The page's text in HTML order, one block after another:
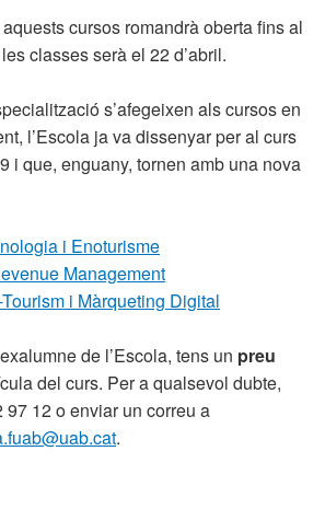
cursos romandrà oberta fins al
les classes serà el 22 d’abril.
s’afegeixen als cursos en
l’Escola ja va dissenyar per al curs
i que, enguany, tornen amb una nova
i Enoturisme
Management
i Màrqueting Digital
de l’Escola, tens un preu
del curs. Per a qualsevol dubte,
97 12 o enviar un correu a
.